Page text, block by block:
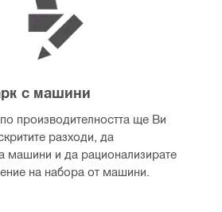
с машини
производителността ще Ви
разходи, да
машини и да рационализирате
на набора от машини.